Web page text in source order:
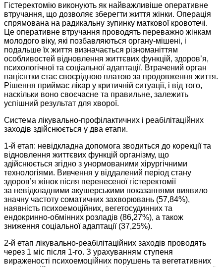
Гістеректомію виконують як найважливіше оперативне
втручання, що дозволяє зберегти життя жінки. Операція
спрямована на радикальну зупинку маткової кровотечі.
Це оперативне втручання проводять переважно жінкам
молодого віку, які позбавляються органу-мішені, і
подальше їх життя визначається різноманіттям
особливостей відновлення життєвих функцій, здоров’я,
психологічної та соціальної адаптації. Втрачений орган
пацієнтки стає своєрідною платою за продовження життя.
Рішення приймає лікар у критичній ситуації, і від того,
наскільки воно своєчасне та правильне, залежить
успішний результат для хворої.
Система лікувально-профілактичних і реабілітаційних
заходів здійснюється у два етапи.
1-й етап: невідкладна допомога зводиться до корекції та
відновлення життєвих функцій організму, що
здійснюється згідно з унормованими хірургічними
технологіями. Вивчення у віддалений період стану
здоров’я жінок після перенесеної гістеректомії
за невідкладними акушерськими показаннями виявило
значну частоту соматичних захворювань (57,84%),
наявність психоемоційних, вегетосудинних та
ендокринно-обмінних розладів (86,27%), а також
зниження соціальної адаптації (37,25%).
2-й етап лікувально-реабілітаційних заходів проводять
через 1 міс після 1-го. З урахуванням ступеня
вираженості психоемоційних порушень та вегетативних